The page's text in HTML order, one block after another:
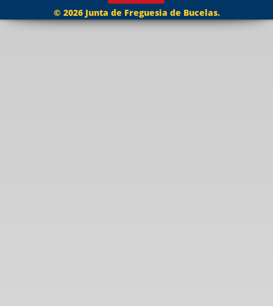
© 2026 Junta de Freguesia de Bucelas.